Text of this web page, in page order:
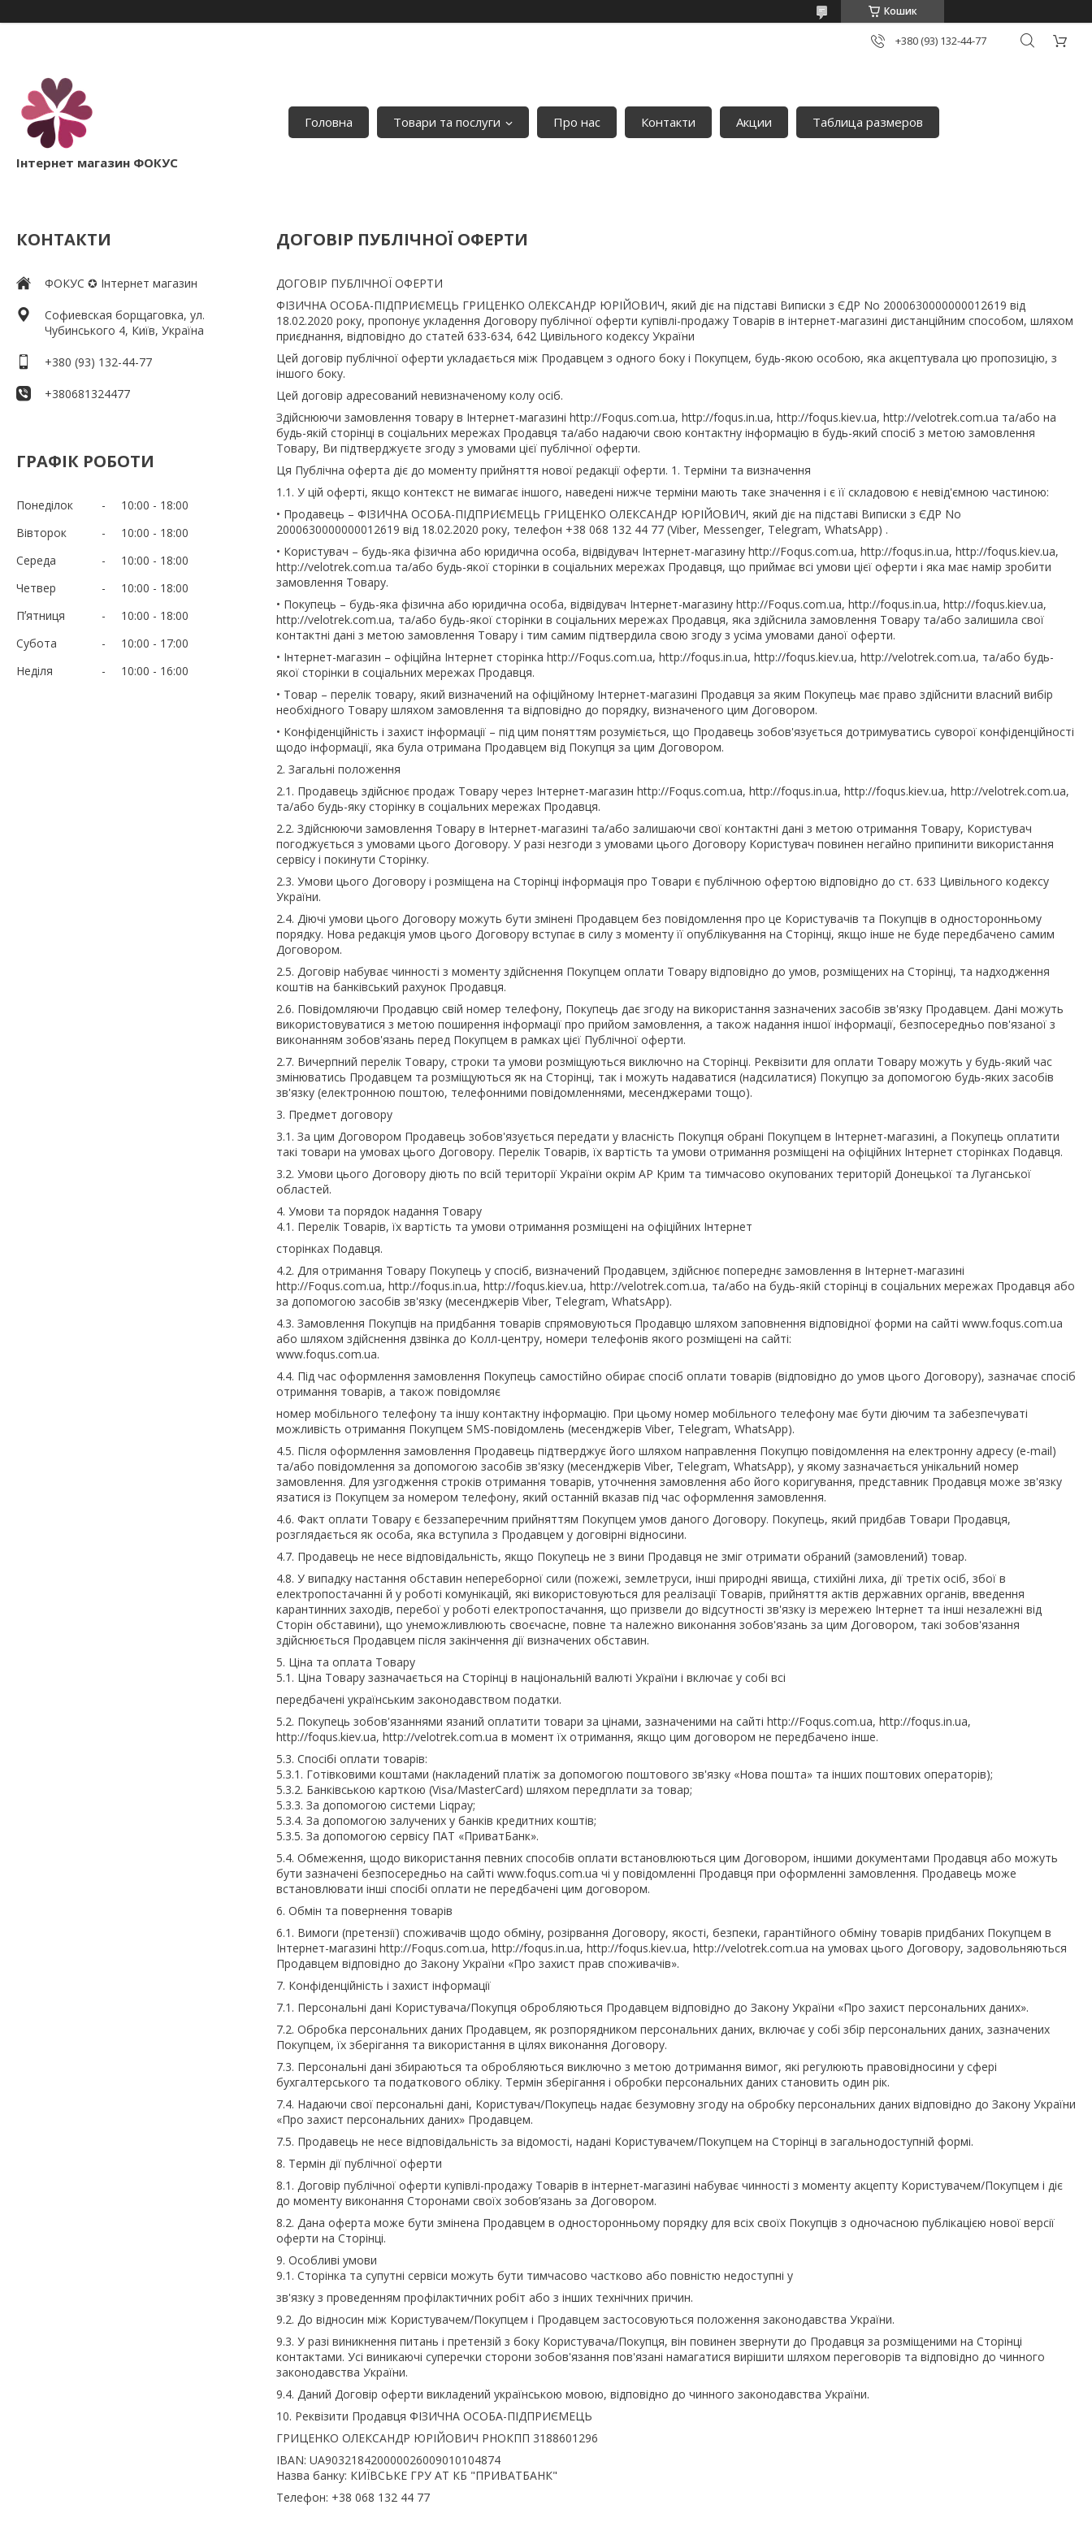
Кошик
+380 (93) 132-44-77
Інтернет магазин ФОКУС
Головна Товари та послуги Про нас Контакти Акции Таблица размеров
КОНТАКТИ
ФОКУС ✪ Інтернет магазин
Софиевская борщаговка, ул.
Чубинського 4, Київ, Україна
+380 (93) 132-44-77
+380681324477
ГРАФІК РОБОТИ
Понеділок 10:00
18:00
Вівторок
10:00
18:00
Середа
10:00
18:00
Четвер
10:00
18:00
Пʼятниця
10:00
18:00
Субота
10:00
17:00
Неділя
10:00 16:00
ДОГОВІР ПУБЛІЧНОЇ ОФЕРТИ
ДОГОВІР ПУБЛІЧНОЇ ОФЕРТИ
ФІЗИЧНА ОСОБА-ПІДПРИЄМЕЦЬ ГРИЦЕНКО ОЛЕКСАНДР ЮРІЙОВИЧ, який діє на підставі Виписки з ЄДР No 2000630000000012619 від
18.02.2020 року, пропонує укладення Договору публічної оферти купівлі-продажу Товарів в інтернет-магазині дистанційним способом, шляхом
приєднання, відповідно до статей 633-634, 642 Цивільного кодексу України
Цей договір публічної оферти укладається між Продавцем з одного боку і Покупцем, будь-якою особою, яка акцептувала цю пропозицію, з
іншого боку.
Цей договір адресований невизначеному колу осіб.
Здійснюючи замовлення товару в Інтернет-магазині http://Foqus.com.ua, http://foqus.in.ua, http://foqus.kiev.ua, http://velotrek.com.ua та/або на
будь-якій сторінці в соціальних мережах Продавця та/або надаючи свою контактну інформацію в будь-який спосіб з метою замовлення
Товару, Ви підтверджуєте згоду з умовами цієї публічної оферти.
Ця Публічна оферта діє до моменту прийняття нової редакції оферти. 1. Терміни та визначення
1.1. У цій оферті, якщо контекст не вимагає іншого, наведені нижче терміни мають таке значення і є її складовою є невід'ємною частиною:
• Продавець – ФІЗИЧНА ОСОБА-ПІДПРИЄМЕЦЬ ГРИЦЕНКО ОЛЕКСАНДР ЮРІЙОВИЧ, який діє на підставі Виписки з ЄДР No
2000630000000012619 від 18.02.2020 року, телефон +38 068 132 44 77 (Viber, Messenger, Telegram, WhatsApp) .
• Користувач – будь-яка фізична або юридична особа, відвідувач Інтернет-магазину http://Foqus.com.ua, http://foqus.in.ua, http://foqus.kiev.ua,
http://velotrek.com.ua та/або будь-якої сторінки в соціальних мережах Продавця, що приймає всі умови цієї оферти і яка має намір зробити
замовлення Товару.
• Покупець – будь-яка фізична або юридична особа, відвідувач Інтернет-магазину http://Foqus.com.ua, http://foqus.in.ua, http://foqus.kiev.ua,
http://velotrek.com.ua, та/або будь-якої сторінки в соціальних мережах Продавця, яка здійснила замовлення Товару та/або залишила свої
контактні дані з метою замовлення Товару і тим самим підтвердила свою згоду з усіма умовами даної оферти.
• Інтернет-магазин – офіційна Інтернет сторінка http://Foqus.com.ua, http://foqus.in.ua, http://foqus.kiev.ua, http://velotrek.com.ua, та/або будь-
якої сторінки в соціальних мережах Продавця.
• Товар – перелік товару, який визначений на офіційному Інтернет-магазині Продавця за яким Покупець має право здійснити власний вибір
необхідного Товару шляхом замовлення та відповідно до порядку, визначеного цим Договором.
• Конфіденційність і захист інформації – під цим поняттям розуміється, що Продавець зобов'язується дотримуватись суворої конфіденційності
щодо інформації, яка була отримана Продавцем від Покупця за цим Договором.
2. Загальні положення
2.1. Продавець здійснює продаж Товару через Інтернет-магазин http://Foqus.com.ua, http://foqus.in.ua, http://foqus.kiev.ua, http://velotrek.com.ua,
та/або будь-яку сторінку в соціальних мережах Продавця.
2.2. Здійснюючи замовлення Товару в Інтернет-магазині та/або залишаючи свої контактні дані з метою отримання Товару, Користувач
погоджується з умовами цього Договору. У разі незгоди з умовами цього Договору Користувач повинен негайно припинити використання
сервісу і покинути Сторінку.
2.3. Умови цього Договору і розміщена на Сторінці інформація про Товари є публічною офертою відповідно до ст. 633 Цивільного кодексу
України.
2.4. Діючі умови цього Договору можуть бути змінені Продавцем без повідомлення про це Користувачів та Покупців в односторонньому
порядку. Нова редакція умов цього Договору вступає в силу з моменту її опублікування на Сторінці, якщо інше не буде передбачено самим
Договором.
2.5. Договір набуває чинності з моменту здійснення Покупцем оплати Товару відповідно до умов, розміщених на Сторінці, та надходження
коштів на банківський рахунок Продавця.
2.6. Повідомляючи Продавцю свій номер телефону, Покупець дає згоду на використання зазначених засобів зв'язку Продавцем. Дані можуть
використовуватися з метою поширення інформації про прийом замовлення, а також надання іншої інформації, безпосередньо пов'язаної з
виконанням зобов'язань перед Покупцем в рамках цієї Публічної оферти.
2.7. Вичерпний перелік Товару, строки та умови розміщуються виключно на Сторінці. Реквізити для оплати Товару можуть у будь-який час
змінюватись Продавцем та розміщуються як на Сторінці, так і можуть надаватися (надсилатися) Покупцю за допомогою будь-яких засобів
зв'язку (електронною поштою, телефонними повідомленнями, месенджерами тощо).
3. Предмет договору
3.1. За цим Договором Продавець зобов'язується передати у власність Покупця обрані Покупцем в Інтернет-магазині, а Покупець оплатити
такі товари на умовах цього Договору. Перелік Товарів, їх вартість та умови отримання розміщені на офіційних Інтернет сторінках Подавця.
3.2. Умови цього Договору діють по всій території України окрім АР Крим та тимчасово окупованих територій Донецької та Луганської
областей.
4. Умови та порядок надання Товару
4.1. Перелік Товарів, їх вартість та умови отримання розміщені на офіційних Інтернет
сторінках Подавця.
4.2. Для отримання Товару Покупець у спосіб, визначений Продавцем, здійснює попереднє замовлення в Інтернет-магазині
http://Foqus.com.ua, http://foqus.in.ua, http://foqus.kiev.ua, http://velotrek.com.ua, та/або на будь-якій сторінці в соціальних мережах Продавця або
за допомогою засобів зв'язку (месенджерів Viber, Telegram, WhatsApp).
4.3. Замовлення Покупців на придбання товарів спрямовуються Продавцю шляхом заповнення відповідної форми на сайті www.foqus.com.ua
або шляхом здійснення дзвінка до Колл-центру, номери телефонів якого розміщені на сайті:
www.foqus.com.ua.
4.4. Під час оформлення замовлення Покупець самостійно обирає спосіб оплати товарів (відповідно до умов цього Договору), зазначає спосіб
отримання товарів, а також повідомляє
номер мобільного телефону та іншу контактну інформацію. При цьому номер мобільного телефону має бути діючим та забезпечуваті
можливість отримання Покупцем SMS-повідомлень (месенджерів Viber, Telegram, WhatsApp).
4.5. Після оформлення замовлення Продавець підтверджує його шляхом направлення Покупцю повідомлення на електронну адресу (e-mail)
та/або повідомлення за допомогою засобів зв'язку (месенджерів Viber, Telegram, WhatsApp), у якому зазначається унікальний номер
замовлення. Для узгодження строків отримання товарів, уточнення замовлення або його коригування, представник Продавця може зв'язку
язатися із Покупцем за номером телефону, який останній вказав під час оформлення замовлення.
4.6. Факт оплати Товару є беззаперечним прийняттям Покупцем умов даного Договору. Покупець, який придбав Товари Продавця,
розглядається як особа, яка вступила з Продавцем у договірні відносини.
4.7. Продавець не несе відповідальність, якщо Покупець не з вини Продавця не зміг отримати обраний (замовлений) товар.
4.8. У випадку настання обставин непереборної сили (пожежі, землетруси, інші природні явища, стихійні лиха, дії третіх осіб, збої в
електропостачанні й у роботі комунікацій, які використовуються для реалізації Товарів, прийняття актів державних органів, введення
карантинних заходів, перебої у роботі електропостачання, що призвели до відсутності зв'язку із мережею Інтернет та інші незалежні від
Сторін обставини), що унеможливлюють своєчасне, повне та належно виконання зобов'язань за цим Договором, такі зобов'язання
здійснюється Продавцем після закінчення дії визначених обставин.
5. Ціна та оплата Товару
5.1. Ціна Товару зазначається на Сторінці в національній валюті України і включає у собі всі
передбачені українським законодавством податки.
5.2. Покупець зобов'язаннями язаний оплатити товари за цінами, зазначеними на сайті http://Foqus.com.ua, http://foqus.in.ua,
http://foqus.kiev.ua, http://velotrek.com.ua в момент їх отримання, якщо цим договором не передбачено інше.
5.3. Спосібі оплати товарів:
5.3.1. Готівковими коштами (накладений платіж за допомогою поштового зв'язку «Нова пошта» та інших поштових операторів);
5.3.2. Банківською карткою (Visa/MasterCard) шляхом передплати за товар;
5.3.3. За допомогою системи Liqpay;
5.3.4. За допомогою залучених у банків кредитних коштів;
5.3.5. За допомогою сервісу ПАТ «ПриватБанк».
5.4. Обмеження, щодо використання певних способів оплати встановлюються цим Договором, іншими документами Продавця або можуть
бути зазначені безпосередньо на сайті www.foqus.com.ua чі у повідомленні Продавця при оформленні замовлення. Продавець може
встановлювати інші спосібі оплати не передбачені цим договором.
6. Обмін та повернення товарів
6.1. Вимоги (претензії) споживачів щодо обміну, розірвання Договору, якості, безпеки, гарантійного обміну товарів придбаних Покупцем в
Інтернет-магазині http://Foqus.com.ua, http://foqus.in.ua, http://foqus.kiev.ua, http://velotrek.com.ua на умовах цього Договору, задовольняються
Продавцем відповідно до Закону України «Про захист прав споживачів».
7. Конфіденційність і захист інформації
7.1. Персональні дані Користувача/Покупця обробляються Продавцем відповідно до Закону України «Про захист персональних даних».
7.2. Обробка персональних даних Продавцем, як розпорядником персональних даних, включає у собі збір персональних даних, зазначених
Покупцем, їх зберігання та використання в цілях виконання Договору.
7.3. Персональні дані збираються та обробляються виключно з метою дотримання вимог, які регулюють правовідносини у сфері
бухгалтерського та податкового обліку. Термін зберігання і обробки персональних даних становить один рік.
7.4. Надаючи свої персональні дані, Користувач/Покупець надає безумовну згоду на обробку персональних даних відповідно до Закону України
«Про захист персональних даних» Продавцем.
7.5. Продавець не несе відповідальність за відомості, надані Користувачем/Покупцем на Сторінці в загальнодоступній формі.
8. Термін дії публічної оферти
8.1. Договір публічної оферти купівлі-продажу Товарів в інтернет-магазині набуває чинності з моменту акцепту Користувачем/Покупцем і діє
до моменту виконання Сторонами своїх зобов’язань за Договором.
8.2. Дана оферта може бути змінена Продавцем в односторонньому порядку для всіх своїх Покупців з одночасною публікацією нової версії
оферти на Сторінці.
9. Особливі умови
9.1. Сторінка та супутні сервіси можуть бути тимчасово частково або повністю недоступні у
зв'язку з проведенням профілактичних робіт або з інших технічних причин.
9.2. До відносин між Користувачем/Покупцем і Продавцем застосовуються положення законодавства України.
9.3. У разі виникнення питань і претензій з боку Користувача/Покупця, він повинен звернути до Продавця за розміщеними на Сторінці
контактами. Усі виникаючі суперечки сторони зобов'язання пов'язані намагатися вирішити шляхом переговорів та відповідно до чинного
законодавства України.
9.4. Даний Договір оферти викладений українською мовою, відповідно до чинного законодавства України.
10. Реквізити Продавця ФІЗИЧНА ОСОБА-ПІДПРИЄМЕЦЬ
ГРИЦЕНКО ОЛЕКСАНДР ЮРІЙОВИЧ РНОКПП 3188601296
IBAN: UA903218420000026009010104874
Назва банку: КИЇВСЬКЕ ГРУ АТ КБ "ПРИВАТБАНК"
Телефон: +38 068 132 44 77